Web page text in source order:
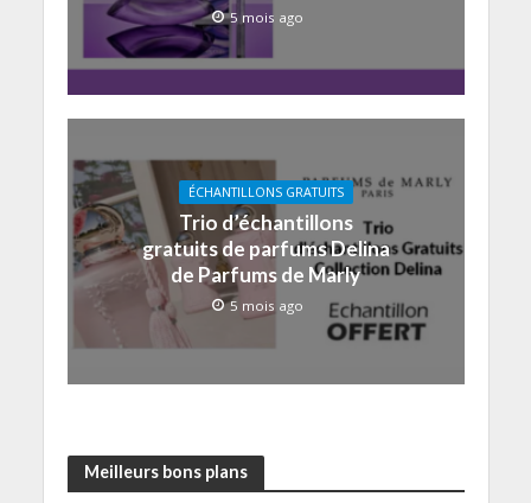
5 mois ago
ÉCHANTILLONS GRATUITS
Trio d’échantillons
gratuits de parfums Delina
de Parfums de Marly
5 mois ago
Meilleurs bons plans